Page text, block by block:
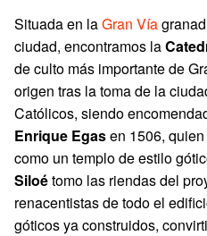
Situada en laGran Vía
ciudad, encontramos la
de culto más importante de
origen tras la toma de la
Católicos, siendo
Enrique Egasen 1506,
como un templo de estilo
Siloétomo las riendas del
renacentistas de todo el
góticos ya construidos,